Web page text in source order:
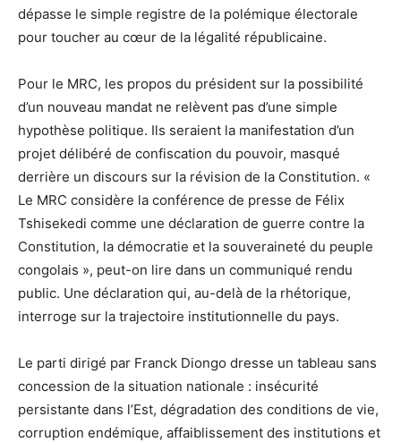
dépasse le simple registre de la polémique électorale
pour toucher au cœur de la légalité républicaine.
Pour le MRC, les propos du président sur la possibilité
d’un nouveau mandat ne relèvent pas d’une simple
hypothèse politique. Ils seraient la manifestation d’un
projet délibéré de confiscation du pouvoir, masqué
derrière un discours sur la révision de la Constitution. «
Le MRC considère la conférence de presse de Félix
Tshisekedi comme une déclaration de guerre contre la
Constitution, la démocratie et la souveraineté du peuple
congolais », peut-on lire dans un communiqué rendu
public. Une déclaration qui, au-delà de la rhétorique,
interroge sur la trajectoire institutionnelle du pays.
Le parti dirigé par Franck Diongo dresse un tableau sans
concession de la situation nationale : insécurité
persistante dans l’Est, dégradation des conditions de vie,
corruption endémique, affaiblissement des institutions et